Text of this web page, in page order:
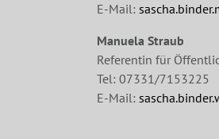
E-Mail:
Manuela Straub
Referentin für
Tel: 07331/7153225
E-Mail: